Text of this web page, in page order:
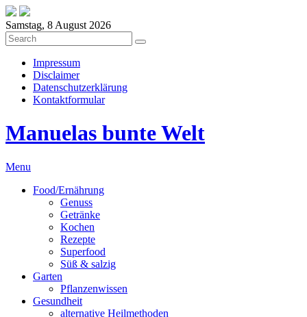
Samstag, 8 August 2026
Impressum
Disclaimer
Datenschutzerklärung
Kontaktformular
Manuelas bunte Welt
Menu
Food/Ernährung
Genuss
Getränke
Kochen
Rezepte
Superfood
Süß & salzig
Garten
Pflanzenwissen
Gesundheit
alternative Heilmethoden